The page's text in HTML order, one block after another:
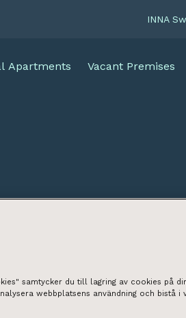
INNA
Apartments Vacant Premises
samtycker du till lagring av cookies på
webbplatsens användning och bistå i